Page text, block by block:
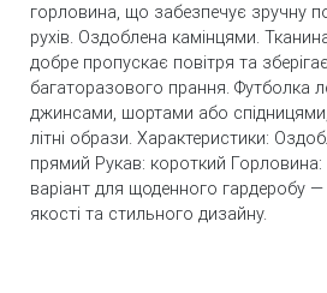
горловина, що забезпечує зручну
рухів. Оздоблена камінцями.
добре пропускає повітря та
багаторазового прання. Футболка
джинсами, шортами або
літні образи. Характеристики:
прямий Рукав: короткий Горловина:
варіант для щоденного гардеробу
якості та стильного дизайну.